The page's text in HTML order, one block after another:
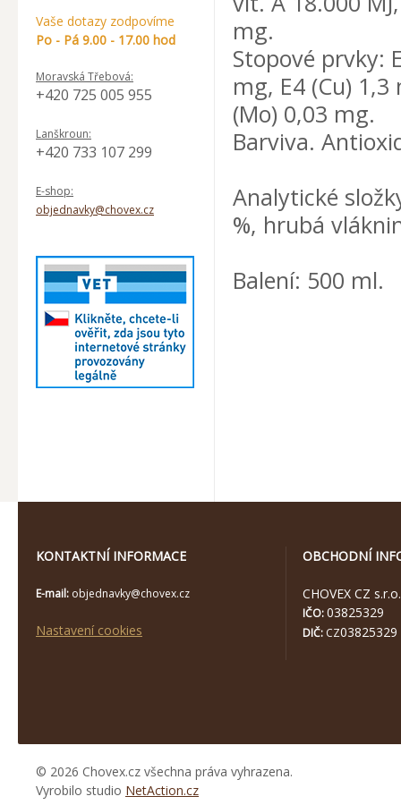
Vaše dotazy zodpovíme
Po - Pá 9.00 - 17.00 hod
Moravská Třebová:
+420 725 005 955
Lanškroun:
+420 733 107 299
E-shop:
objednavky@chovex.cz
mg.
Stopové prvky:
mg, E4 (Cu) 1,3
(Mo) 0,03 mg.
Barviva.
Analytické
%, hrubá
Balení: 500 ml.
KONTAKTNÍ INFORMACE
E-mail: objednavky@chovex.cz
Nastavení cookies
OBCHODNÍ
CHOVEX CZ s.r.o.
IČO:03825329
DIČ: CZ03825329
© 2026 Chovex.cz všechna práva vyhrazena.
Vyrobilo studio NetAction.cz